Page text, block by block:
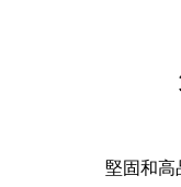
堅固和高